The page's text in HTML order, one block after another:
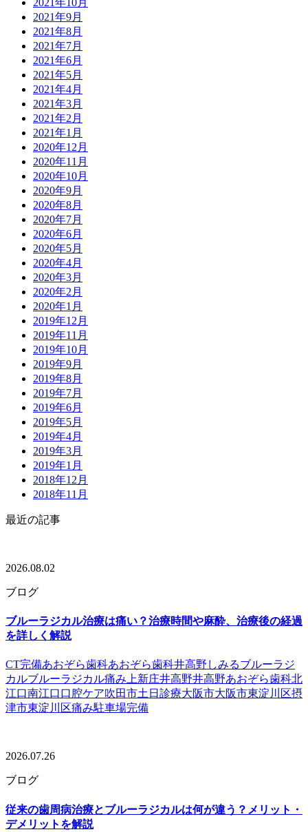
2021年9月
2021年8月
2021年7月
2021年6月
2021年5月
2021年4月
2021年3月
2021年2月
2021年1月
2020年12月
2020年11月
2020年10月
2020年9月
2020年8月
2020年7月
2020年6月
2020年5月
2020年4月
2020年3月
2020年2月
2020年1月
2019年12月
2019年11月
2019年10月
2019年9月
2019年8月
2019年7月
2019年6月
2019年5月
2019年4月
2019年3月
2019年1月
2018年12月
2018年11月
最近の記事
2026.08.02
ブログ
ブルーラジカル治療は痛い？治療時間や麻酔、治療後の経過
を詳しく解説
CT完備あおぞら歯科あおぞら歯科井高野 しみるブルーラジ
カルブルーラジカル痛み 上新庄井高野井高野あおぞら歯科北
江口南江口口腔ケア吹田市土日診療大阪市大阪市東淀川区摂
津市東淀川区痛み駐車場完備
2026.07.26
ブログ
従来の歯周病治療とブルーラジカルは何が違う？メリット・
デメリットを解説